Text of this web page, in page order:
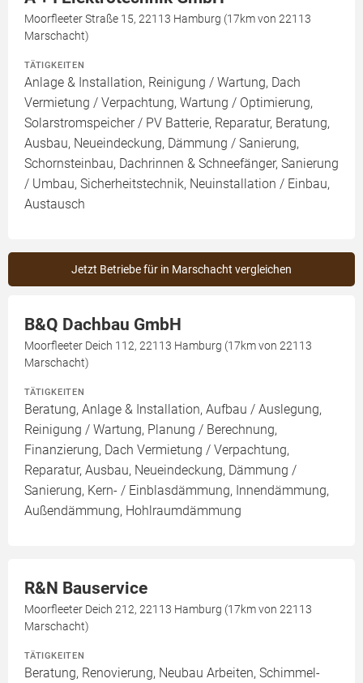
Moorfleeter Straße 15, 22113 Hamburg (17km von 22113
Marschacht)
TÄTIGKEITEN
Anlage & Installation, Reinigung / Wartung, Dach
Vermietung / Verpachtung, Wartung / Optimierung,
Solarstromspeicher / PV Batterie, Reparatur, Beratung,
Ausbau, Neueindeckung, Dämmung / Sanierung,
Schornsteinbau, Dachrinnen & Schneefänger, Sanierung
/ Umbau, Sicherheitstechnik, Neuinstallation / Einbau,
Austausch
Jetzt Betriebe für in Marschacht vergleichen
B&Q Dachbau GmbH
Moorfleeter Deich 112, 22113 Hamburg (17km von 22113
Marschacht)
TÄTIGKEITEN
Beratung, Anlage & Installation, Aufbau / Auslegung,
Reinigung / Wartung, Planung / Berechnung,
Finanzierung, Dach Vermietung / Verpachtung,
Reparatur, Ausbau, Neueindeckung, Dämmung /
Sanierung, Kern- / Einblasdämmung, Innendämmung,
Außendämmung, Hohlraumdämmung
R&N Bauservice
Moorfleeter Deich 212, 22113 Hamburg (17km von 22113
Marschacht)
TÄTIGKEITEN
Beratung, Renovierung, Neubau Arbeiten, Schimmel-